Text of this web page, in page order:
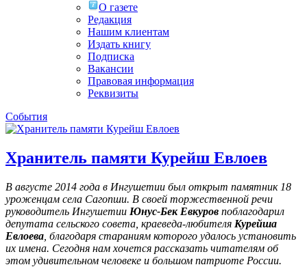
О газете
Редакция
Нашим клиентам
Издать книгу
Подписка
Вакансии
Правовая информация
Реквизиты
События
Хранитель памяти Курейш Евлоев
В августе 2014 года в Ингушетии был открыт памятник 18
уроженцам села Сагопши. В своей торжественной речи
руководитель Ингушетии Юнус-Бек Евкуров поблагодарил
депутата сельского совета, краеведа-любителя Курейша
Евлоева , благодаря стараниям которого удалось установить
их имена. Сегодня нам хочется рассказать читателям об
этом удивительном человеке и большом патриоте России.